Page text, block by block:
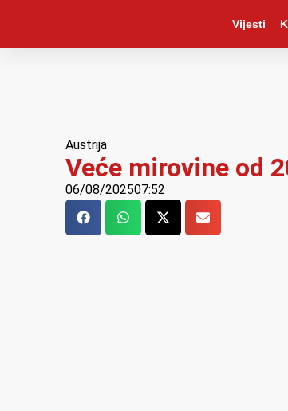
Vijesti
Austrija
Veće mirovine od
06/08/202507:52